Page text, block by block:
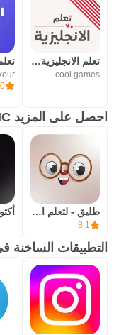
تعلم الانجليزية للمبتدئين
cool games
احصل على المزيد PUMKINN INC
طليق - لتعلم اللغات :Taleek
8.1
التطبيقات الساخنة في آخر